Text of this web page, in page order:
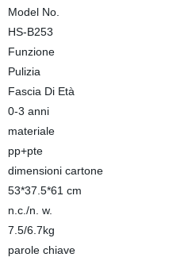
Model No.
HS-B253
Funzione
Pulizia
Fascia Di Età
0-3 anni
materiale
pp+pte
dimensioni cartone
53*37.5*61 cm
n.c./n. w.
7.5/6.7kg
parole chiave